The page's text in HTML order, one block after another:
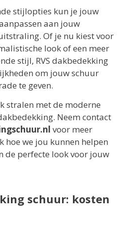
stijlopties kun je jouw
aan jouw
Of je nu kiest voor
look of een meer
stijl, RVS dakbedekking
om jouw schuur
te geven.
stralen met de moderne
Neem contact
voor meer
hoe we jou kunnen helpen
de perfecte look voor jouw
schuur: kosten